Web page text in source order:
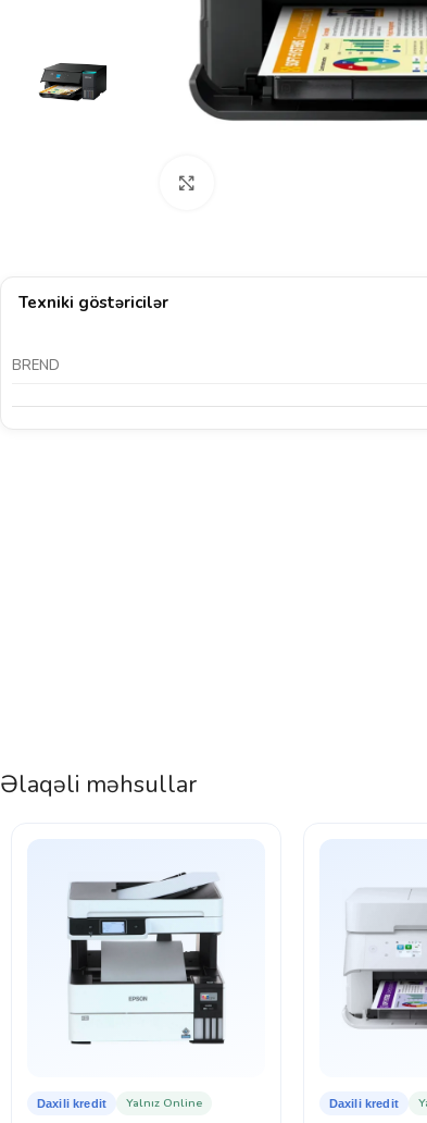
Texniki göstəricilər
BREND
Əlaqəli məhsullar
Daxili kredit Yalnız Online Daxili kredit